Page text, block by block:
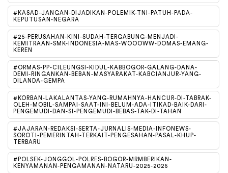
#KASAD-JANGAN-DIJADIKAN-POLEMIK-TNI-PATUH-PADA-
KEPUTUSAN-NEGARA
#25-PERUSAHAN-KINI-SUDAH-TERGABUNG-MENJADI-
KEMITRAAN-SMK-INDONESIA-MAS-WOOOWW-DOMAS-EMANG-
KEREN
#ORMAS-PP-CILEUNGSI-KIDUL-KABBOGOR-GALANG-DANA-
DEMI-RINGANKAN-BEBAN-MASYARAKAT-KABCIANJUR-YANG-
DILANDA-GEMPA
#KORBAN-LAKALANTAS-YANG-RUMAHNYA-HANCUR-DI-TABRAK-
OLEH-MOBIL-SAMPAI-SAAT-INI-BELUM-ADA-ITIKAD-BAIK-DARI-
PENGEMUDI-DAN-SI-PENGEMUDI-BEBAS-TAK-DI-TAHAN
#JAJARAN-REDAKSI-SERTA-JURNALIS-MEDIA-INFONEWS-
SOROTI-PEMERINTAH-TERKAIT-PENGESAHAN-PASAL-KHUP-
TERBARU
#POLSEK-JONGGOL-POLRES-BOGOR-MRMBERIKAN-
KENYAMANAN-PENGAMANAN-NATARU-2025-2026